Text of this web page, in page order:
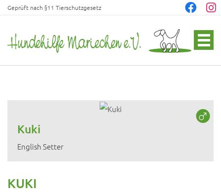
Geprüft nach §11 Tierschutzgesetz
Kuki
English Setter
KUKI